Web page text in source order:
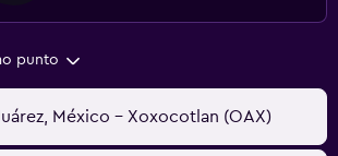
punto
México - Xoxocotlan (OAX)